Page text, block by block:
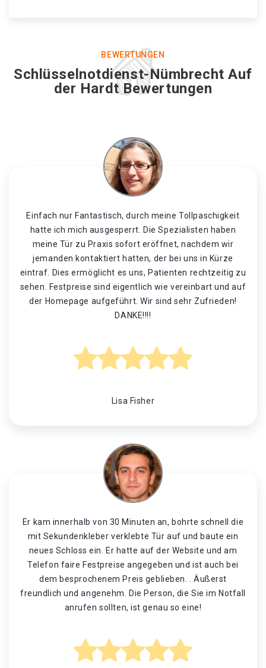
BEWERTUNGEN
Schlüsselnotdienst-Nümbrecht Auf
der Hardt Bewertungen
Einfach nur Fantastisch, durch meine Tollpaschigkeit
hatte ich mich ausgesperrt. Die Spezialisten haben
meine Tür zu Praxis sofort eröffnet, nachdem wir
jemanden kontaktiert hatten, der bei uns in Kürze
eintraf. Dies ermöglicht es uns, Patienten rechtzeitig zu
sehen. Festpreise sind eigentlich wie vereinbart und auf
der Homepage aufgeführt. Wir sind sehr Zufrieden!
DANKE!!!!
Lisa Fisher
Er kam innerhalb von 30 Minuten an, bohrte schnell die
mit Sekundenkleber verklebte Tür auf und baute ein
neues Schloss ein. Er hatte auf der Website und am
Telefon faire Festpreise angegeben und ist auch bei
dem besprochenem Preis geblieben. . Äußerst
freundlich und angenehm. Die Person, die Sie im Notfall
anrufen sollten, ist genau so eine!